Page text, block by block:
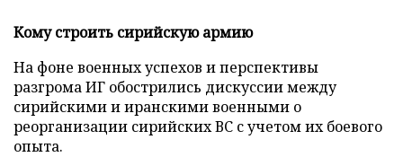
Кому строить сирийскую армию
На фоне военных успехов и перспективы
разгрома ИГ обострились дискуссии между
сирийскими и иранскими военными о
реорганизации сирийских ВС с учетом их боевого
опыта.